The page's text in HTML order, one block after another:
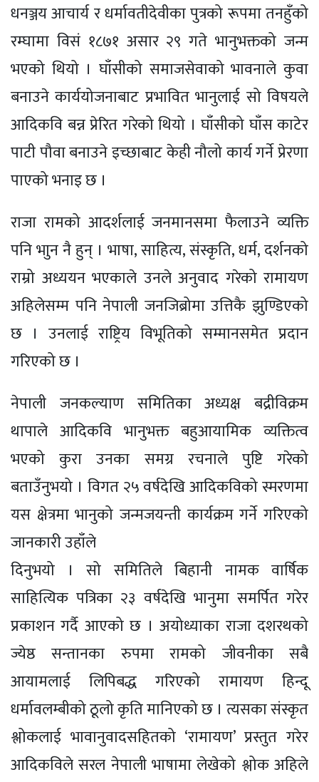
धनञ्जय आचार्य र धर्मावतीदेवीका पुत्रको रूपमा तनहुँको
रम्घामा विसं १८७१ असार २९ गते भानुभक्तको जन्म
भएको थियो । घाँसीको समाजसेवाको भावनाले कुवा
बनाउने कार्ययोजनाबाट प्रभावित भानुलाई सो विषयले
आदिकवि बन्न प्रेरित गरेको थियो । घाँसीको घाँस काटेर
पाटी पौवा बनाउने इच्छाबाट केही नौलो कार्य गर्ने प्रेरणा
पाएको भनाइ छ ।
राजा रामको आदर्शलाई जनमानसमा फैलाउने व्यक्ति
पनि भाुन नै हुन् । भाषा, साहित्य, संस्कृति, धर्म, दर्शनको
राम्रो अध्ययन भएकाले उनले अनुवाद गरेको रामायण
अहिलेसम्म पनि नेपाली जनजिब्रोमा उत्तिकै झुण्डिएको
छ । उनलाई राष्ट्रिय विभूतिको सम्मानसमेत प्रदान
गरिएको छ ।
नेपाली जनकल्याण समितिका अध्यक्ष बद्रीविक्रम
थापाले आदिकवि भानुभक्त बहुआयामिक व्यक्तित्व
भएको कुरा उनका समग्र रचनाले पुष्टि गरेको
बताउँनुभयो । विगत २५ वर्षदेखि आदिकविको स्मरणमा
यस क्षेत्रमा भानुको जन्मजयन्ती कार्यक्रम गर्ने गरिएको
जानकारी उहाँले
दिनुभयो । सो समितिले बिहानी नामक वार्षिक
साहित्यिक पत्रिका २३ वर्षदेखि भानुमा समर्पित गरेर
प्रकाशन गर्दै आएको छ । अयोध्याका राजा दशरथको
ज्येष्ठ सन्तानका रुपमा रामको जीवनीका सबै
आयामलाई लिपिबद्ध गरिएको रामायण हिन्दू
धर्मावलम्बीको ठूलो कृति मानिएको छ । त्यसका संस्कृत
श्लोकलाई भावानुवादसहितको ‘रामायण’ प्रस्तुत गरेर
आदिकविले सरल नेपाली भाषामा लेखेको श्लोक अहिले